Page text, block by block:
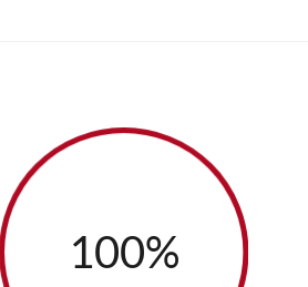
100%